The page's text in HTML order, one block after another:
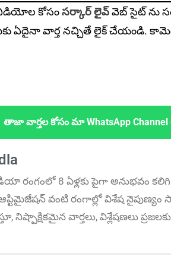
వీడియోల కోసంసర్కార్ లైవ్వెబ్ సైట్ ను
ఏదైనా వార్త నచ్చితే లైక్ చేయండి.
తాజా వార్తల కోసం మా WhatsApp
రంగంలో 8 ఏళ్లకు పైగా అనుభ‌వం కలిగి
వంటి రంగాల్లో విశేష నైపుణ్యం
నిష్పాక్షికమైన వార్తలు, విశ్లేషణలు